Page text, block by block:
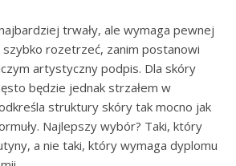
trwały, ale wymaga pewnej
rozetrzeć, zanim postanowi
artystyczny podpis. Dla skóry
będzie jednak strzałem w
struktury skóry tak mocno jak
Najlepszy wybór? Taki, który
a nie taki, który wymaga dyplomu